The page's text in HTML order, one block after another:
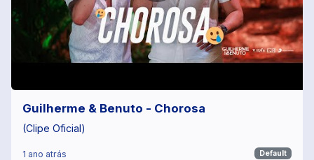
Guilherme & Benuto - Chorosa
(Clipe Oficial)
1 ano atrás Default